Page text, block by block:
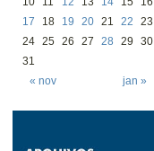
« nov jan »
17
18 19 20 21 22
23
24 25 26 27 28 29
30
31